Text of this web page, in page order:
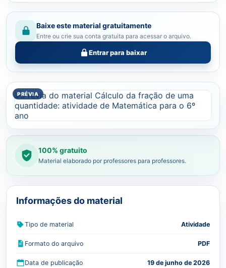
100% gratuito
Material elaborado por professores para professores.
Baixe este material gratuitamente
Entre ou crie sua conta gratuita para acessar o arquivo.
Entrar para baixar
Informações do material
Tipo de material Atividade
Formato do arquivo PDF
Data de publicação 19 de junho de 2026